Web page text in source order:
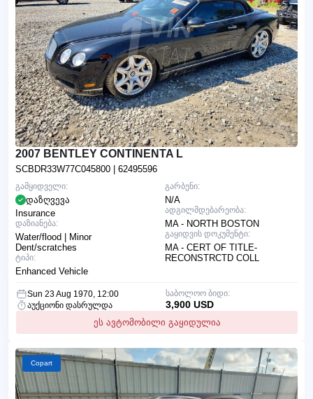
2007 BENTLEY CONTINENTA L
SCBDR33W77C045800 | 62495596
გარბენი:
N/A
ადგილმდებარეობა:
MA - NORTH BOSTON
გაყიდვის დოკუმენტი:
MA - CERT OF TITLE-
RECONSTRCTD COLL
გამყიდველი:
დაზღვევა
Insurance
დაზიანება:
Water/flood | Minor
Dent/scratches
ტიპი:
Enhanced Vehicle
Sun 23 Aug 1970, 12:00
აუქციონი დასრულდა
ეს ავტომობილი გაყიდულია
საბოლოო ბიდი:
3,900 USD
Copart